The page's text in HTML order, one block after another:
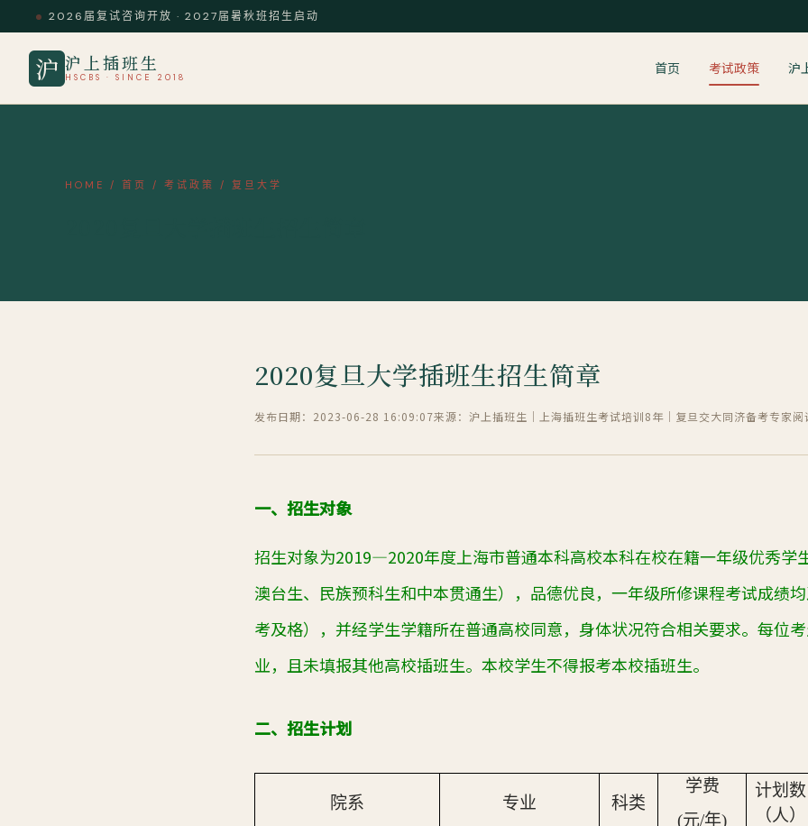
2026届复试咨询开放 · 2027届暑秋班招生启动
沪 沪上插班生
HSCBS · SINCE 2018
首页 考试政策 沪
HOME / 首页 / 考试政策 / 复旦大学
2020复旦大学插班生招生简章
发布日期：2023-06-28 16:09:07来源：沪上插班生｜上海插班生考试培训8年｜复旦交大同济备考专家阅
一、招生对象
招生对象为2019—2020年度上海市普通本科高校本科在校在籍一年级优秀学
澳台生、民族预科生和中本贯通生），品德优良，一年级所修课程考试成绩
考及格），并经学生学籍所在普通高校同意，身体状况符合相关要求。每位
业，且未填报其他高校插班生。本校学生不得报考本校插班生。
二、招生计划
院系 专业 科类
学费
(元/年)
计划数
（人）